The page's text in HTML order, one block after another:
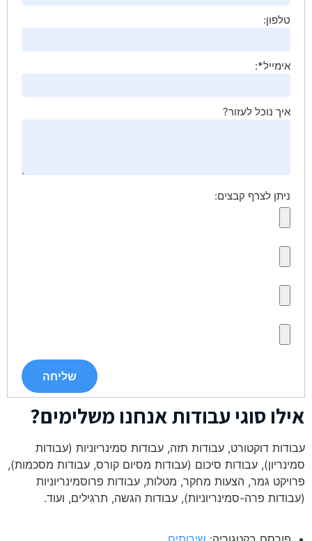
טלפון:
אימייל*:
איך נוכל לעזור?
ניתן לצרף קבצים:
אילו סוגי עבודות אנחנו משלימים?
עבודות דוקטורט, עבודות תזה, עבודות סמינריוניות (עבודות
סמינריון), עבודות סיכום (עבודות מסיום קורס, עבודות מסכמות),
פרויקט גמר, הצעות מחקר, מטלות, עבודות פרוסמינריוניות
(עבודות פרה-סמינריוניות), עבודות הגשה, תרגילים, ועוד.